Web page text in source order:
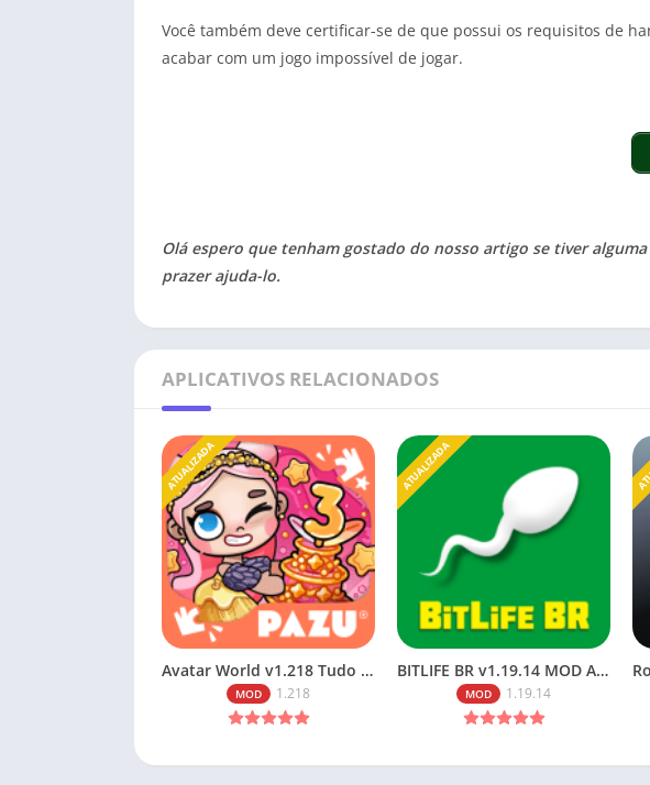
Você também deve certificar-se de que possui os requisitos de
acabar com um jogo impossível de jogar.
Olá espero que tenham gostado do nosso artigo se tiver
prazer ajuda-lo.
APLICATIVOS RELACIONADOS
ATUALIZADA
Avatar World v1.218 Tudo Desbloqueado 2026
MOD 1.218
ATUALIZADA
BITLIFE BR v1.19.14 MOD APK PREMIUM MEDIAFIRE 2026
MOD 1.19.14